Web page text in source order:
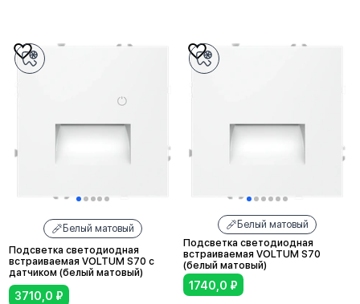
Белый матовый
Подсветка светодиодная
встраиваемая VOLTUM S70 с
датчиком (белый матовый)
3710,0 ₽
Белый матовый
Подсветка светодиодная
встраиваемая VOLTUM S70
(белый матовый)
1740,0 ₽